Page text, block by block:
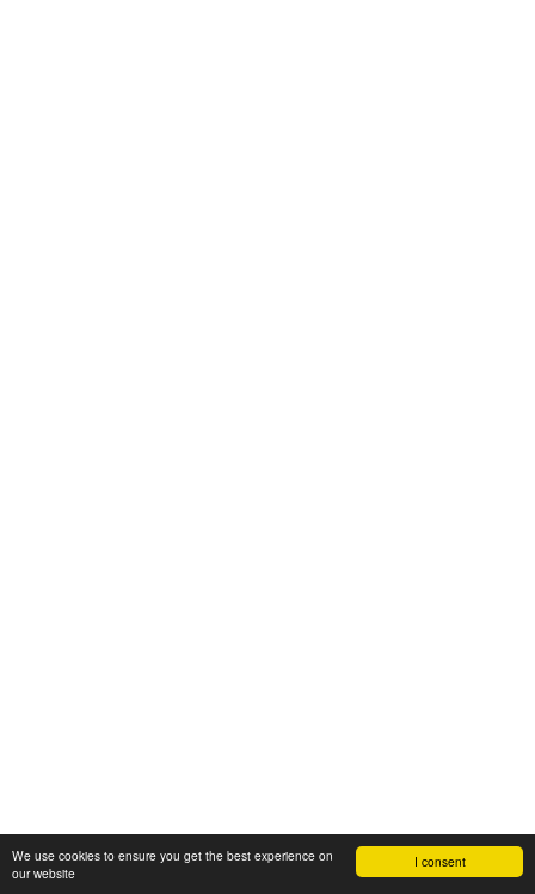
I consent
We use cookies to ensure you get the best experience on
our website